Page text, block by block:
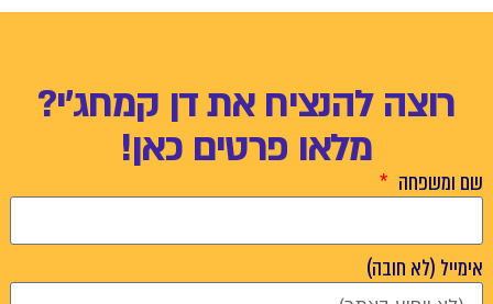
רוצה להנציח את דן קמחג'י?
מלאו פרטים כאן!
שם ומשפחה
אימייל (לא חובה)